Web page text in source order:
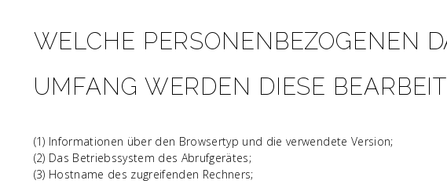
WELCHE PERSONENBEZOGENEN
UMFANG WERDEN DIESE
(1) Informationen über den Browsertyp und die verwendete Version;
(2) Das Betriebssystem des Abrufgerätes;
(3) Hostname des zugreifenden Rechners;